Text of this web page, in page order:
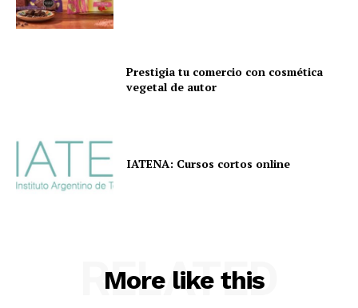
Prestigia tu comercio con cosmética
vegetal de autor
IATENA: Cursos cortos online
More like this
RELATED